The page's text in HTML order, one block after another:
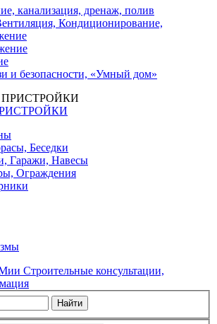
канализация, дренаж, полив
Кондиционирование,
и безопасности, «Умный дом»
Беседки
Гаражи, Навесы
Ограждения
Строительные консультации,